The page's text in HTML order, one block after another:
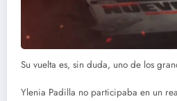
Su vuelta es, sin duda, uno de los
Ylenia Padilla no participaba en un